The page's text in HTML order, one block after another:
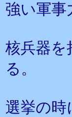
強い軍事
核兵器を
る。
選挙の